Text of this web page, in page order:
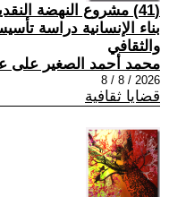
(41) مشروع النهضة
بناء الإنسانية دراسة
والثقافي
محمد أحمد الصغير على
2026 / 8 / 8
قضايا ثقافية